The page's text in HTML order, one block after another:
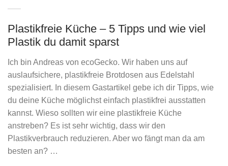
Plastikfreie Küche – 5 Tipps und wie viel
Plastik du damit sparst
Ich bin Andreas von ecoGecko. Wir haben uns auf
auslaufsichere, plastikfreie Brotdosen aus Edelstahl
spezialisiert. In diesem Gastartikel gebe ich dir Tipps, wie
du deine Küche möglichst einfach plastikfrei ausstatten
kannst. Wieso sollten wir eine plastikfreie Küche
anstreben? Es ist sehr wichtig, dass wir den
Plastikverbrauch reduzieren. Aber wo fängt man da am
besten an? …